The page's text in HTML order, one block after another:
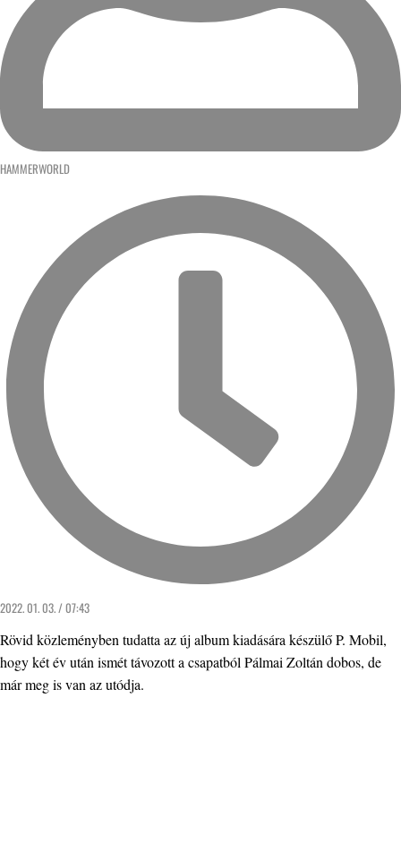
HAMMERWORLD
2022. 01. 03. / 07:43
Rövid közleményben tudatta az új album kiadására készülő P. Mobil,
hogy két év után ismét távozott a csapatból Pálmai Zoltán dobos, de
már meg is van az utódja.